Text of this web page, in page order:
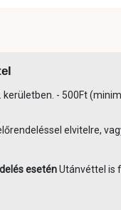
kerületben. - 500Ft
elvitelre,
eseténUtánvéttel is